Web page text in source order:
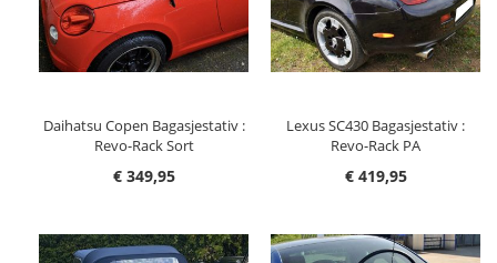
Daihatsu Copen Bagasjestativ :
Revo-Rack Sort
€ 349,95
Lexus SC430 Bagasjestativ :
Revo-Rack PA
€ 419,95